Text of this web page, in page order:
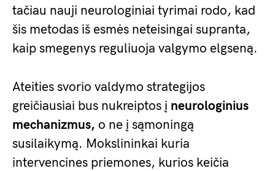
tačiau nauji neurologiniai tyrimai rodo, kad
šis metodas iš esmės neteisingai supranta,
kaip smegenys reguliuoja valgymo elgseną.
Ateities svorio valdymo strategijos
greičiausiai bus nukreiptos į neurologinius
mechanizmus, o ne į sąmoningą
susilaikymą. Mokslininkai kuria
intervencines priemones, kurios keičia